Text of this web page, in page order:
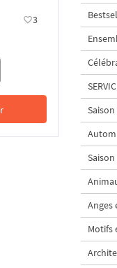
3
Anges
Motifs